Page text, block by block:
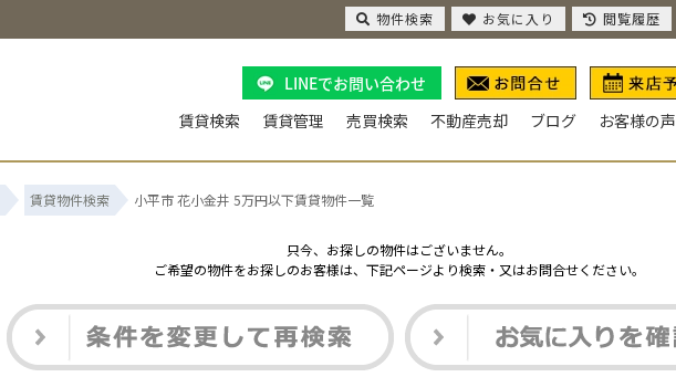
LINEでお問い合わせ
賃貸検索 賃貸管理 売買検索 不動産売却 ブログ お客様の声
賃貸物件検索 小平市 花小金井 5万円以下賃貸物件一覧
只今、お探しの物件はございません。
ご希望の物件をお探しのお客様は、下記ページより検索・又はお問合せください。
物件検索 お気に入り 閲覧履歴